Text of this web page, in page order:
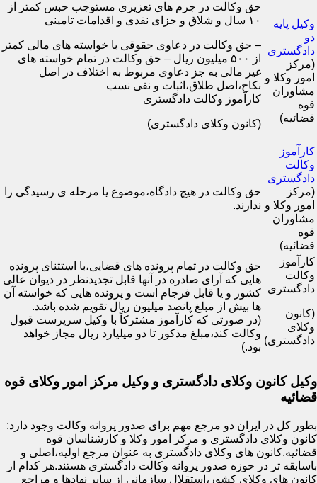
وکیل پایه
دو
دادگستری
(مرکز
امور وکلا و
مشاوران
قوه
قضائیه)
حق وکالت در جرم های تعزیری مستوجب حبس کمتر از
۱۰ سال و شلاق و جزای نقدی و اقدامات تامینی
– حق وکالت در دعاوی حقوقی با خواسته های مالی کمتر
از ۵۰۰ میلیون ریال – حق وکالت در تمام خواسته های
غیر مالی به جز دعاوی مربوط به اختلاف در اصل
نکاح،اصل طلاق،اثبات و نفی نسب
کارآموز وکالت دادگستری
(کانون وکلای دادگستری)
کارآموز
وکالت
دادگستری
(مرکز
امور وکلا و
مشاوران
قوه
قضائیه)
حق وکالت در هیچ دادگاه،موضوع یا مرحله ی رسیدگی را
ندارند.
کارآموز
وکالت
دادگستری
(کانون
وکلای
دادگستری)
حق وکالت در تمام پرونده های قضایی،با استثنای پرونده
هایی که آرای صادره در آنها قابل تجدیدنظر در دیوان عالی
کشور و یا قابل فرجام است و پرونده هایی که خواسته آن
ها بیش از مبلغ پانصد میلیون ریال تقویم شده باشد.
(در صورتی که کارآموز مشترکاً با وکیل سرپرست قبول
وکالت کند،مبلغ مذکور تا دو میلیارد ریال مجاز خواهد
بود.)
وکیل کانون وکلای دادگستری و وکیل مرکز امور وکلای قوه
قضائیه
بطور کل در ایران دو مرجع مهم برای صدور پروانه وکالت وجود دارد:
کانون وکلای دادگستری و مرکز امور وکلا و کارشناسان قوه
قضائیه.کانون های وکلای دادگستری به عنوان مرجع اولیه،اصلی و
باسابقه تر در حوزه صدور پروانه وکالت دادگستری هستند.هر کدام از
کانون های وکلای کشور،استقلال سازمانی از سایر نهادها و مراجع